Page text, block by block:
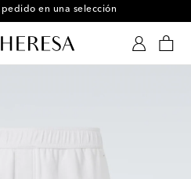
en una selección